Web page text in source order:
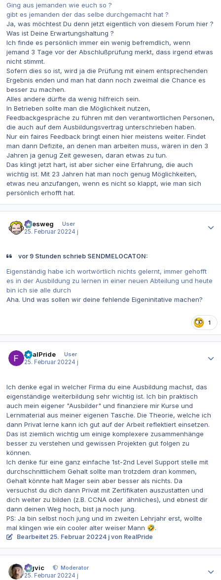
Ging aus jemanden wie euch so ?
gibt es jemanden der das selbe durchgemacht hat ?
Ja, was möchtest Du denn jetzt eigentlich von diesem Forum hier ?
Was ist Deine Erwartungshaltung ?
Ich finde es persönlich immer ein wenig befremdlich, wenn
jemand 3 Tage vor der Abschlußprüfung merkt, dass irgend etwas
nicht stimmt.
Sofern dies so ist, wird ja die Prüfung mit einem entsprechenden
Ergebnis enden und man hat dann noch zweimal die Chance es
besser zu machen.
Alles andere dürfte da wenig hilfreich sein.
In Betrieben sollte man die Möglichkeit nutzen,
Feedbackgespräche zu führen mit den verantwortlichen Personen,
die auch auf dem Ausbildungsvertrag unterschrieben haben.
Nur ein faires Feedback bringt einen hier meistens weiter. Findet
man dann Defizite, an denen man arbeiten muss, wären in den 3
Jahren ja genug Zeit gewesen, daran etwas zu tun.
Das klingt jetzt hart, ist aber sicher eine Erfahrung, die auch
wichtig ist. Mit 23 Jahren hat man noch genug Möglichkeiten,
etwas neu anzufangen, wenn es nicht so klappt, wie man sich
persönlich erhofft hat.
allesweg
User
25. Februar 20224 j
vor 9 Stunden schrieb SENDMELOCATON:
Eigenständig habe ich wortwörtlich nichts gelernt, immer gehofft
es in der Ausbildung zu lernen in einer neuen Abteilung und heute
bin ich sie alle durch
Aha. Und was sollen wir deine fehlende Eigeninitative machen?
1
RealPride
User
25. Februar 20224 j
Ich denke egal in welcher Firma du eine Ausbildung machst, das
eigenständige weiterbildung sehr wichtig ist. Ich bin praktisch
auch mein eigener "Ausbilder" und finanziere mir Kurse und
Lernmaterial aus meiner eigenen Tasche. Die Theorie, welche ich
dann Privat lerne kann ich gut auf der Arbeit reflektiert einsetzen.
Das ist ziemlich wichtig um einige komplexere zusammenhänge
besser zu verstehen und gewissen Projekten gut folgen zu
können.
Ich denke für eine ganz einfache 1st-2nd Level Support stelle mit
durchschnittlichem Gehalt sollte man trotzdem dran kommen,
Gehalt könnte halt Mager sein aber besser als nichts. Da
versuchst du dich dann Privat mit Zertifikaten auszustatten und
dich weiter zu bilden (z.B. CCNA oder ähnliches), und ebnest dir
dann deinen Weg hoch, bist ja noch jung.
PS: Ja bin selbst noch jung und im zweiten Lehrjahr erst, wollte
mal klingen wie ein cooler alter weiser Mann 🤣.
Bearbeitet 25. Februar 20224 j von RealPride
bigvic
Moderator
25. Februar 20224 j